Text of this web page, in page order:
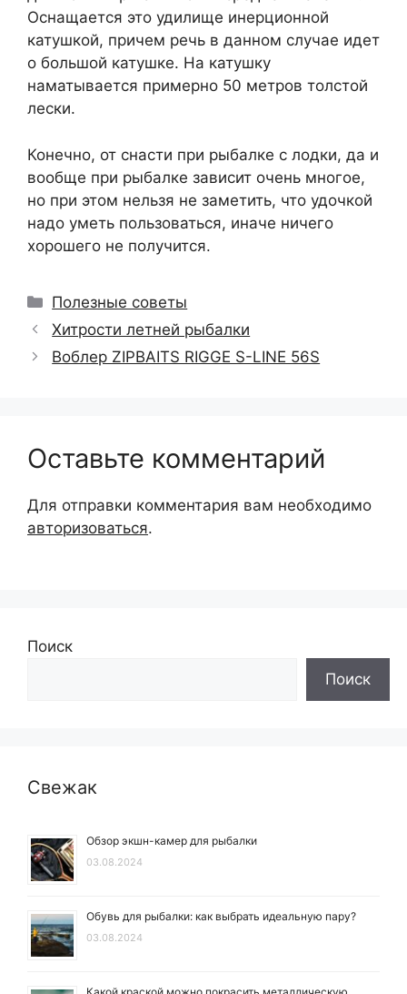
Оснащается это удилище инерционной
катушкой, причем речь в данном случае идет
о большой катушке. На катушку
наматывается примерно 50 метров толстой
лески.
Конечно, от снасти при рыбалке с лодки, да и
вообще при рыбалке зависит очень многое,
но при этом нельзя не заметить, что удочкой
надо уметь пользоваться, иначе ничего
хорошего не получится.
Рубрики
Полезные советы
Хитрости летней рыбалки
Воблер ZIPBAITS RIGGE S-LINE 56S
Оставьте комментарий
Для отправки комментария вам необходимо
авторизоваться.
Поиск
Поиск
Свежак
Обзор экшн-камер для рыбалки
03.08.2024
Обувь для рыбалки: как выбрать идеальную пару?
03.08.2024